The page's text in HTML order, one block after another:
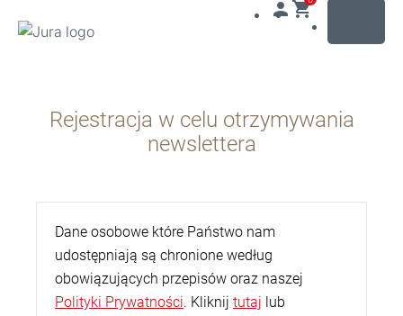
wyszukiwania
Rejestracja w celu otrzymywania
newslettera
Dane osobowe które Państwo nam
udostępniają są chronione według
obowiązujących przepisów oraz naszej
Polityki Prywatności. Kliknij tutaj lub